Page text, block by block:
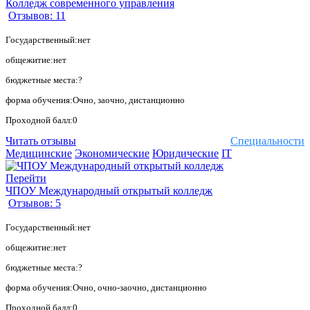
Колледж современного управления
Отзывов: 11
Государственный:нет
общежитие:нет
бюджетные места:?
форма обучения:Очно, заочно, дистанционно
Проходной балл:0
Специальности
Читать отзывы
Медицинские Экономические Юридические IT
Перейти
ЧПОУ Международный открытый колледж
Отзывов: 5
Государственный:нет
общежитие:нет
бюджетные места:?
форма обучения:Очно, очно-заочно, дистанционно
Проходной балл:0